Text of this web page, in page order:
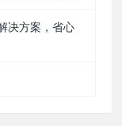
决方案，省心